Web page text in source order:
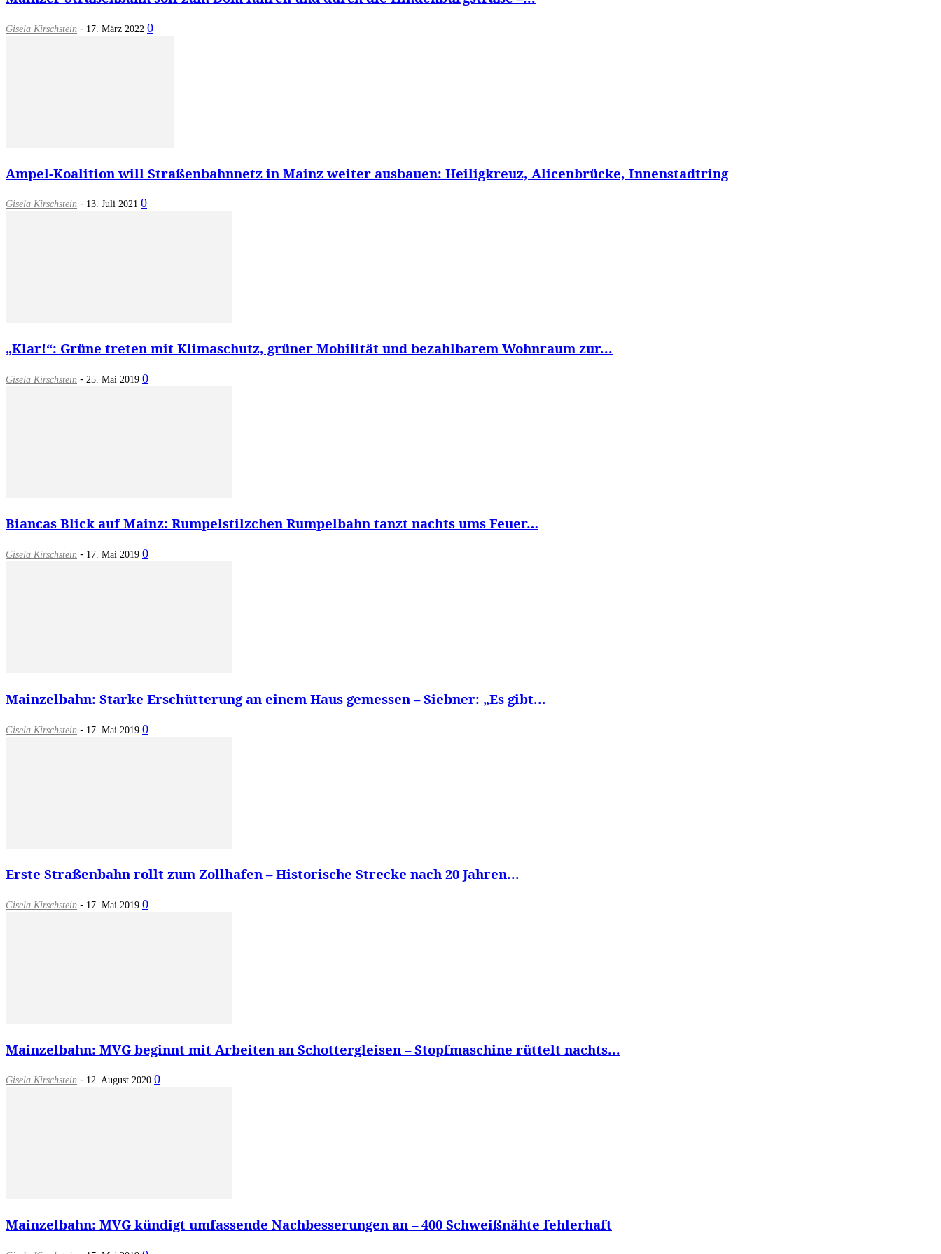
Gisela Kirschstein - 17. März 2022 0
Ampel-Koalition will Straßenbahnnetz in Mainz weiter ausbauen: Heiligkreuz, Alicenbrücke, Innenstadtring
Gisela Kirschstein - 13. Juli 2021 0
„Klar!“: Grüne treten mit Klimaschutz, grüner Mobilität und bezahlbarem Wohnraum zur...
Gisela Kirschstein - 25. Mai 2019 0
Biancas Blick auf Mainz: Rumpelstilzchen Rumpelbahn tanzt nachts ums Feuer…
Gisela Kirschstein - 17. Mai 2019 0
Mainzelbahn: Starke Erschütterung an einem Haus gemessen – Siebner: „Es gibt...
Gisela Kirschstein - 17. Mai 2019 0
Erste Straßenbahn rollt zum Zollhafen – Historische Strecke nach 20 Jahren...
Gisela Kirschstein - 17. Mai 2019 0
Mainzelbahn: MVG beginnt mit Arbeiten an Schottergleisen – Stopfmaschine rüttelt nachts...
Gisela Kirschstein - 12. August 2020 0
Mainzelbahn: MVG kündigt umfassende Nachbesserungen an – 400 Schweißnähte fehlerhaft